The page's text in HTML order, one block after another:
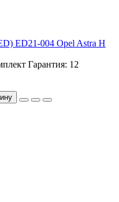
ED21-004 Opel Astra H
Гарантия: 12